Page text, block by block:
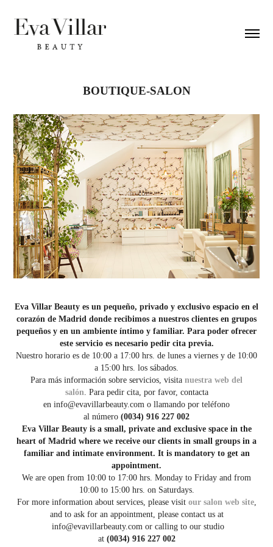
BOUTIQUE-SALON
Eva Villar Beauty es un pequeño, privado y exclusivo espacio en el
corazón de Madrid donde recibimos a nuestros clientes en grupos
pequeños y en un ambiente íntimo y familiar. Para poder ofrecer
este servicio es necesario pedir cita previa.
Nuestro horario es de 10:00 a 17:00 hrs. de lunes a viernes y de 10:00
a 15:00 hrs. los sábados.
Para más información sobre servicios, visita nuestra web del
salón . Para pedir cita, por favor, contacta
en info@evavillarbeauty.com o llamando por teléfono
al número (0034) 916 227 002
Eva Villar Beauty is a small, private and exclusive space in the
heart of Madrid where we receive our clients in small groups in a
familiar and intimate environment. It is mandatory to get an
appointment.
We are open from 10:00 to 17:00 hrs. Monday to Friday and from
10:00 to 15:00 hrs. on Saturdays.
For more information about services, please visit our salon web site,
and to ask for an appointment, please contact us at
info@evavillarbeauty.com or calling to our studio
at (0034) 916 227 002